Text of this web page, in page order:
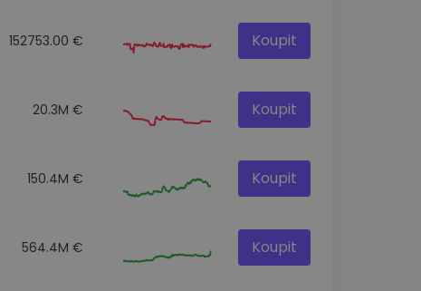
152753.00 € Koupit
20.3M € Koupit
150.4M € Koupit
564.4M € Koupit